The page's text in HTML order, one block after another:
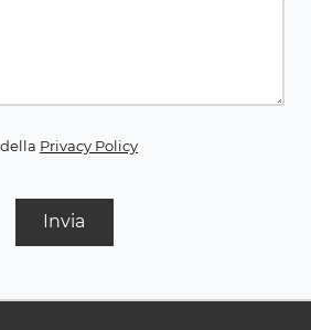
Privacy Policy
Invia